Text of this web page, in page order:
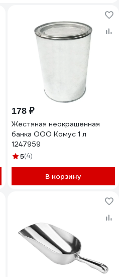
178 ₽
Жестяная неокрашенная
банка ООО Комус 1 л
1247959
5(4)
В корзину